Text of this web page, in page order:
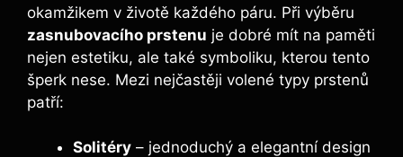
okamžikem v životě každého páru. Při výběru
zasnubovacího prstenu je dobré mít na paměti
nejen estetiku, ale také symboliku, kterou tento
šperk nese. Mezi nejčastěji volené typy prstenů
patří:
Solitéry – jednoduchý a elegantní design